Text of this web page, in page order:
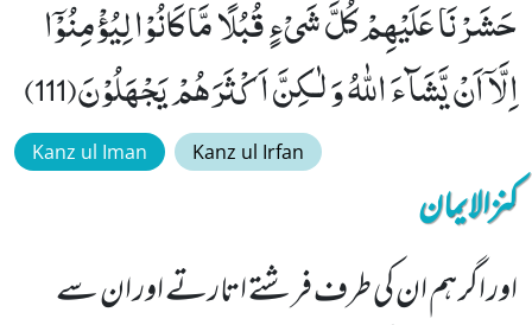
حَشَرْنَا عَلَیْهِمْ كُلَّ شَیْءٍ قُبُلًا مَّا كَانُوْا لِیُؤْمِنُوْۤا
اِلَّاۤ اَنْ یَّشَآءَ اللّٰهُ وَ لٰـكِنَّ اَكْثَرَهُمْ یَجْهَلُوْنَ(111)
Kanz ul Iman Kanz ul Irfan
کنزالایمان
اور اگر ہم ان کی طرف فرشتے اتارتے اور ان سے